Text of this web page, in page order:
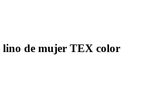
lino de mujer TEX color